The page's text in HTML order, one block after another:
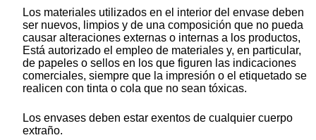
Los materiales utilizados en el interior del envase deben
ser nuevos, limpios y de una composición que no pueda
causar alteraciones externas o internas a los productos,
Está autorizado el empleo de materiales y, en particular,
de papeles o sellos en los que figuren las indicaciones
comerciales, siempre que la impresión o el etiquetado se
realicen con tinta o cola que no sean tóxicas.
Los envases deben estar exentos de cualquier cuerpo
extraño.